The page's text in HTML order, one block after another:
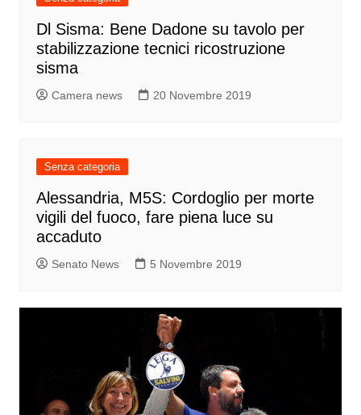
Dl Sisma: Bene Dadone su tavolo per
stabilizzazione tecnici ricostruzione
sisma
Camera news 20 Novembre 2019
Senza categoria
Alessandria, M5S: Cordoglio per morte
vigili del fuoco, fare piena luce su
accaduto
Senato News 5 Novembre 2019